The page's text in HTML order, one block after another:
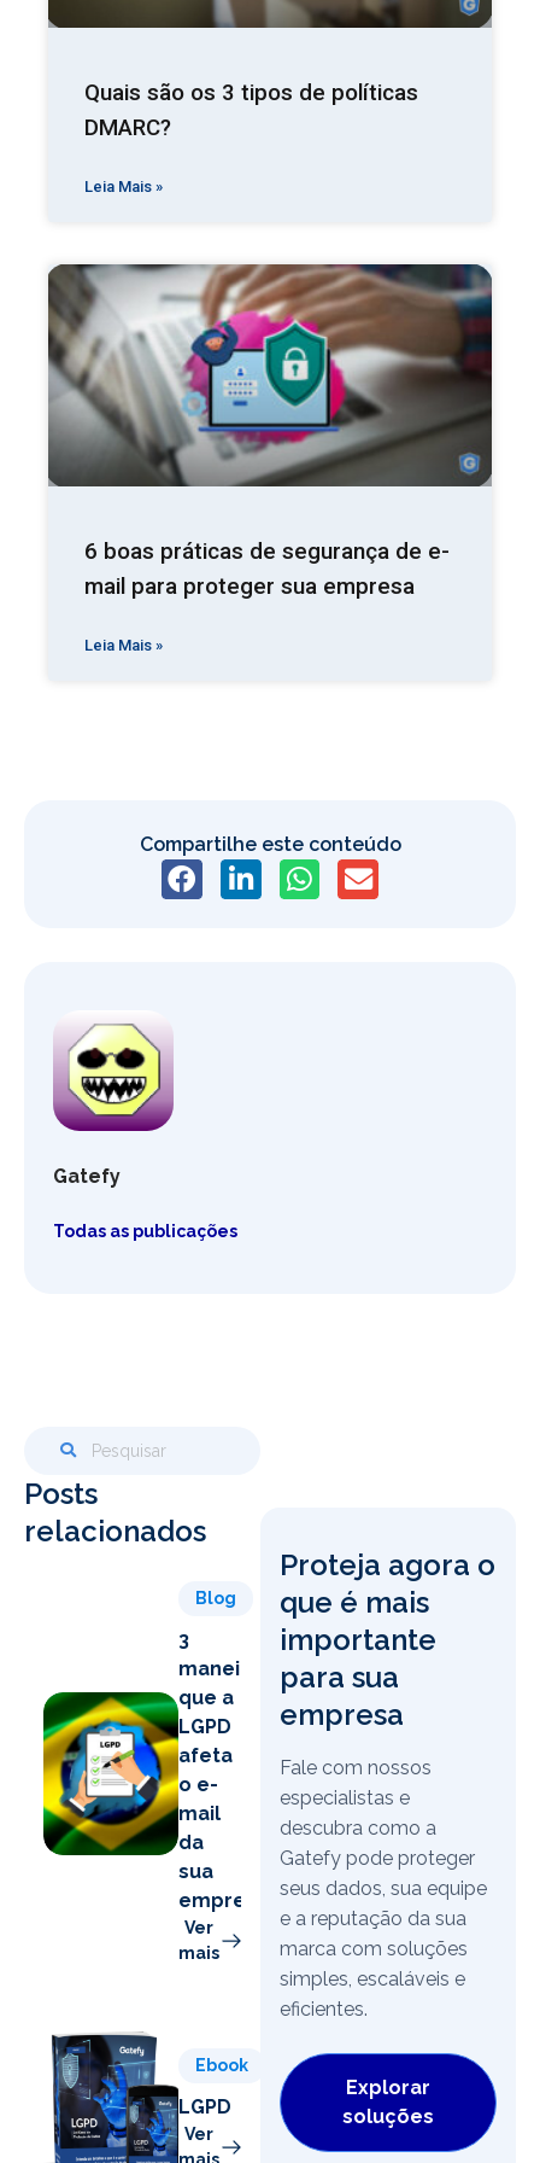
Quais são os 3 tipos de políticas
DMARC?
Leia Mais »
6 boas práticas de segurança de e-
mail para proteger sua empresa
Leia Mais »
Compartilhe este conteúdo
Gatefy
Todas as publicações
Posts
relacionados
Blog
3
maneiras
que a
LGPD
afeta
o e-
mail
da
sua
empresa
Ver
mais
Ebook
LGPD
Ver
Proteja agora o
que é mais
importante
para sua
empresa
Fale com nossos
especialistas e
descubra como a
Gatefy pode proteger
seus dados, sua equipe
e a reputação da sua
marca com soluções
simples, escaláveis e
eficientes.
Explorar
soluções